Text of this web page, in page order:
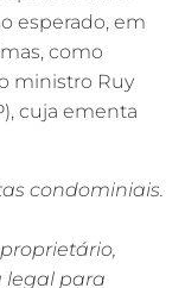
esperado, em
como
ministro Ruy
cuja ementa
condominiais.
legal para